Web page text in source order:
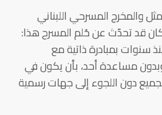
والمخرج المسرحي اللبناني
قد تحدّث عن حُلم المسرح هذا:
سنوات بمبادرة ذاتية مع
مساعدة أحد، بأن يكون في
دون اللجوء إلى جهات رسمية